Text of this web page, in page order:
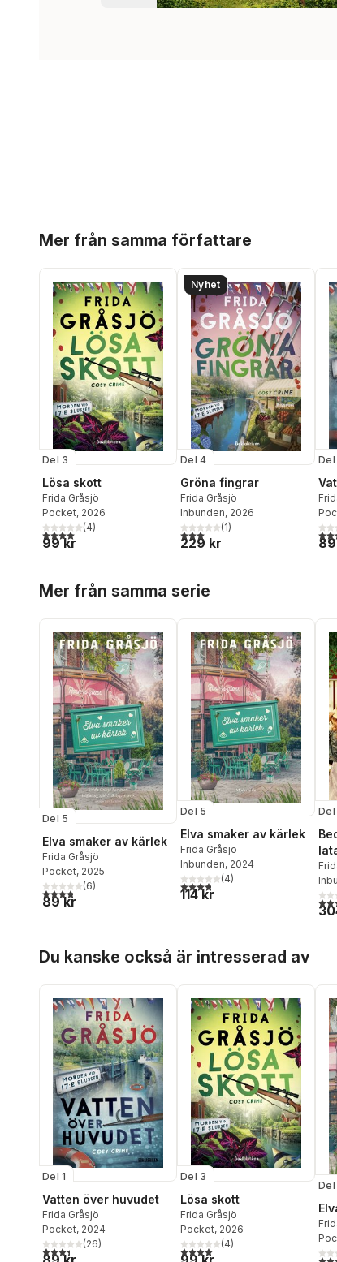
Mer från samma författare
Del 3
Lösa skott
Frida Gråsjö
Pocket, 2026
4,0utav 5 stjärnor. Totalt antal röster:
(4)
99 kr
Nyhet
Del 4
Gröna fingrar
Frida Gråsjö
Inbunden, 2026
3,0utav 5 stjärnor. Totalt antal
(1)
229 kr
Del
3,4
Mer från samma serie
Del 5
Elva smaker av kärlek
Frida Gråsjö
Pocket, 2025
3,8utav 5 stjärnor. Totalt antal röster:
(6)
89 kr
Del 5
Elva smaker av kärlek
Frida Gråsjö
Inbunden, 2024
3,8utav 5 stjärnor. Totalt antal
(4)
114 kr
Del
4,1
Du kanske också är intresserad av
Del 1
Vatten över huvudet
Frida Gråsjö
Pocket, 2024
3,4utav 5 stjärnor. Totalt antal röster:
(26)
Del 3
Lösa skott
Frida Gråsjö
Pocket, 2026
4,0utav 5 stjärnor. Totalt antal
(4)
Del
3,8